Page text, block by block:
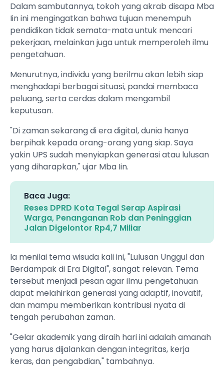
Dalam sambutannya, tokoh yang akrab disapa Mba
Iin ini mengingatkan bahwa tujuan menempuh
pendidikan tidak semata-mata untuk mencari
pekerjaan, melainkan juga untuk memperoleh ilmu
pengetahuan.
Menurutnya, individu yang berilmu akan lebih siap
menghadapi berbagai situasi, pandai membaca
peluang, serta cerdas dalam mengambil
keputusan.
"Di zaman sekarang di era digital, dunia hanya
berpihak kepada orang-orang yang siap. Saya
yakin UPS sudah menyiapkan generasi atau lulusan
yang diharapkan," ujar Mba Iin.
Baca Juga:
Reses DPRD Kota Tegal Serap Aspirasi
Warga, Penanganan Rob dan Peninggian
Jalan Digelontor Rp4,7 Miliar
Ia menilai tema wisuda kali ini, "Lulusan Unggul dan
Berdampak di Era Digital", sangat relevan. Tema
tersebut menjadi pesan agar ilmu pengetahuan
dapat melahirkan generasi yang adaptif, inovatif,
dan mampu memberikan kontribusi nyata di
tengah perubahan zaman.
"Gelar akademik yang diraih hari ini adalah amanah
yang harus dijalankan dengan integritas, kerja
keras, dan pengabdian," tambahnya.